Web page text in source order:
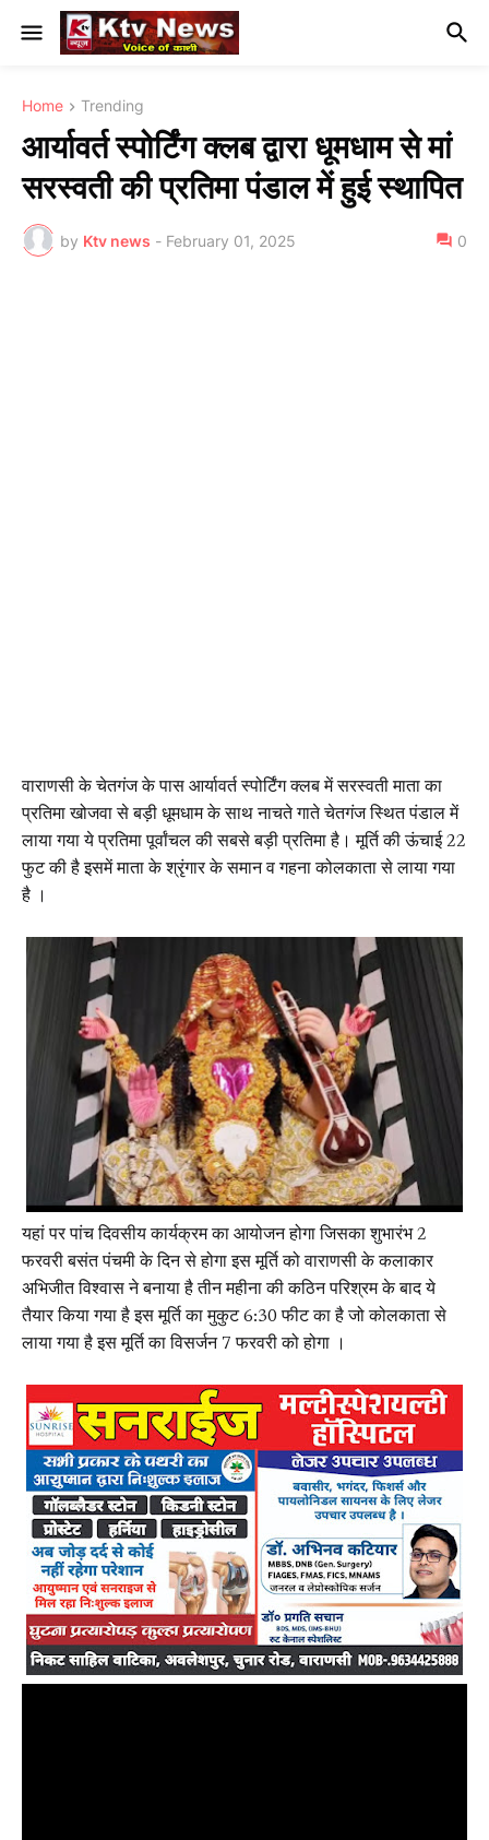
Home Trending
आर्यावर्त स्पोर्टिंग क्लब द्वारा धूमधाम से मां
सरस्वती की प्रतिमा पंडाल में हुई स्थापित
by Ktv news - February 01, 2025 0
वाराणसी के चेतगंज के पास आर्यावर्त स्पोर्टिंग क्लब में सरस्वती माता का
प्रतिमा खोजवा से बड़ी धूमधाम के साथ नाचते गाते चेतगंज स्थित पंडाल में
लाया गया ये प्रतिमा पूर्वांचल की सबसे बड़ी प्रतिमा है। मूर्ति की ऊंचाई 22
फुट की है इसमें माता के श्रृंगार के समान व गहना कोलकाता से लाया गया
है ।
यहां पर पांच दिवसीय कार्यक्रम का आयोजन होगा जिसका शुभारंभ 2
फरवरी बसंत पंचमी के दिन से होगा इस मूर्ति को वाराणसी के कलाकार
अभिजीत विश्वास ने बनाया है तीन महीना की कठिन परिश्रम के बाद ये
तैयार किया गया है इस मूर्ति का मुकुट 6:30 फीट का है जो कोलकाता से
लाया गया है इस मूर्ति का विसर्जन 7 फरवरी को होगा ।